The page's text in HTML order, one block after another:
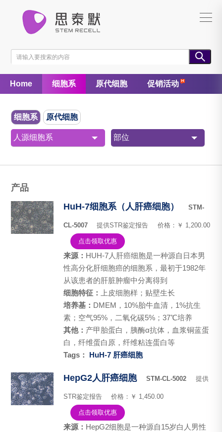
Home 细胞系 原代细胞 促销活动
细胞系 原代细胞
人源细胞系 部位
产品
HuH-7细胞系（人肝癌细胞）
STM-
CL-5007 提供STR鉴定报告 价格：￥ 1,200.00
点击领取优惠
来源： HUH-7人肝癌细胞是一种源自日本男
性高分化肝细胞癌的细胞系，最初于1982年
从该患者的肝脏肿瘤中分离得到
细胞特征：
​上皮细胞样；贴壁生长
培养基： DMEM，10%胎牛血清，1%抗生
素；空气95%，二氧化碳5%；37℃培养
其他： 产甲胎蛋白，胰酶α抗体，血浆铜蓝蛋
白，纤维蛋白原，纤维粘连蛋白等
Tags：
HuH-7 肝癌细胞
HepG2人肝癌细胞 STM-CL-5002 提供
STR鉴定报告 价格：￥ 1,450.00
点击领取优惠
来源： HepG2细胞是一种源自15岁白人男性